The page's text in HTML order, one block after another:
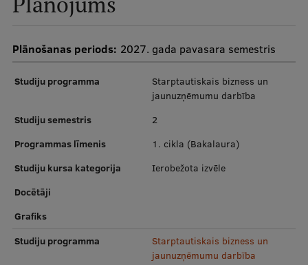
Pētniecības datu pārvaldība
Zinātnes ietekme
Pētniecības platformas
Pētniecības pakalpojumi
Pētniecības projekti
Zinātnieku brokastis
Vertikāli integrētie projekti
Zinātniskās konferences
Plānošanas periods: 2027. gada pavasara semestris
Studiju programma
Starptautiskais bizness un
jaunuzņēmumu darbība
Studiju semestris
2
Programmas līmenis
1. cikla (Bakalaura)
Studiju kursa kategorija
Ierobežota izvēle
Docētāji
Grafiks
Studiju programma
Starptautiskais bizness un
jaunuzņēmumu darbība